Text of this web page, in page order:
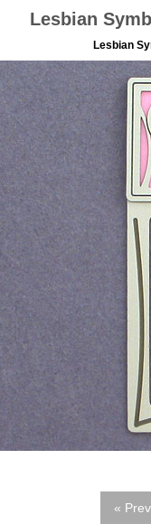
Lesbian
Lesbian
«